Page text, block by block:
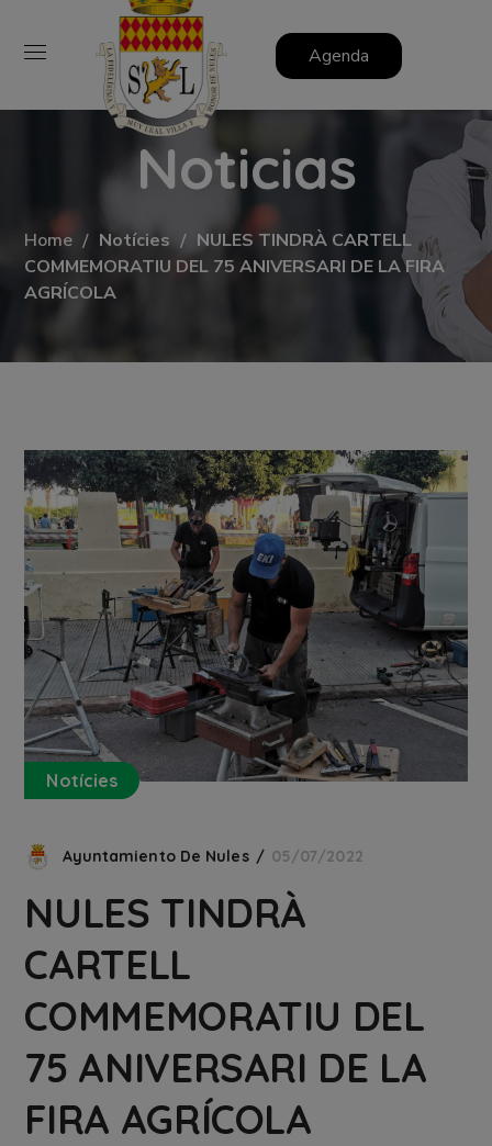
Agenda
Noticias
Home Notícies
NULES TINDRÀ CARTELL
COMMEMORATIU DEL 75 ANIVERSARI DE LA FIRA
AGRÍCOLA
Notícies
Ayuntamiento De Nules 05/07/2022
NULES TINDRÀ
CARTELL
COMMEMORATIU DEL
75 ANIVERSARI DE LA
FIRA AGRÍCOLA